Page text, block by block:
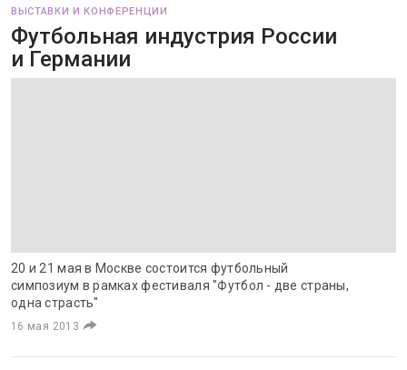
ВЫСТАВКИ И КОНФЕРЕНЦИИ
Футбольная индустрия России
и Германии
20 и 21 мая в Москве состоится футбольный
симпозиум в рамках фестиваля "Футбол - две страны,
одна страсть"
16 мая 2013